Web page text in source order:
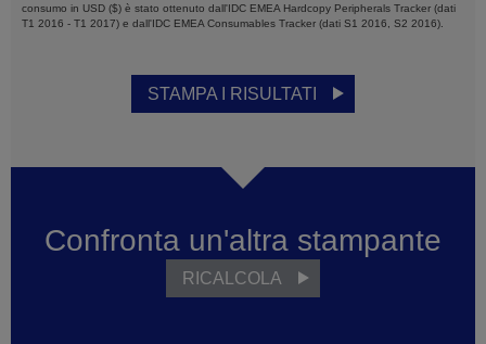
consumo in USD ($) è stato ottenuto dall'IDC EMEA Hardcopy Peripherals Tracker (dati
T1 2016 - T1 2017) e dall'IDC EMEA Consumables Tracker (dati S1 2016, S2 2016).
STAMPA I RISULTATI
Confronta un'altra stampante
RICALCOLA